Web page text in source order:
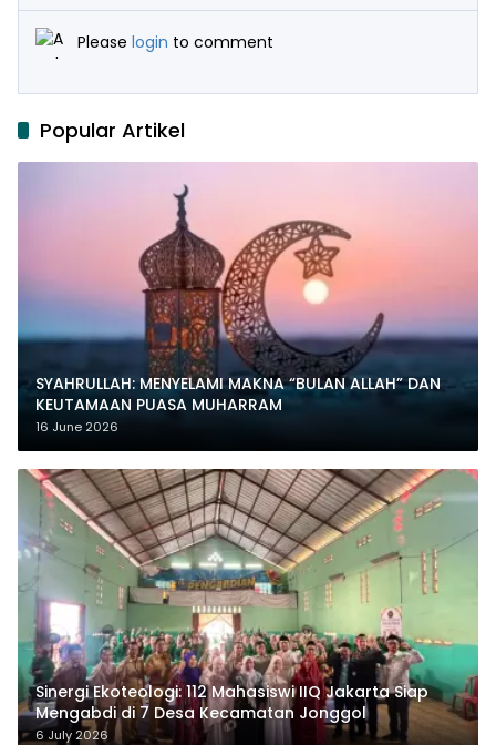
Please login to comment
Popular Artikel
SYAHRULLAH: MENYELAMI MAKNA “BULAN ALLAH” DAN
KEUTAMAAN PUASA MUHARRAM
16 June 2026
‎Sinergi Ekoteologi: 112 Mahasiswi IIQ Jakarta Siap
Mengabdi di 7 Desa Kecamatan Jonggol
6 July 2026